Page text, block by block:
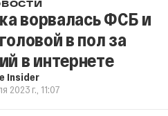
ворвалась ФСБ и
в пол за
в интернете
Insider
2023 г., 11:07